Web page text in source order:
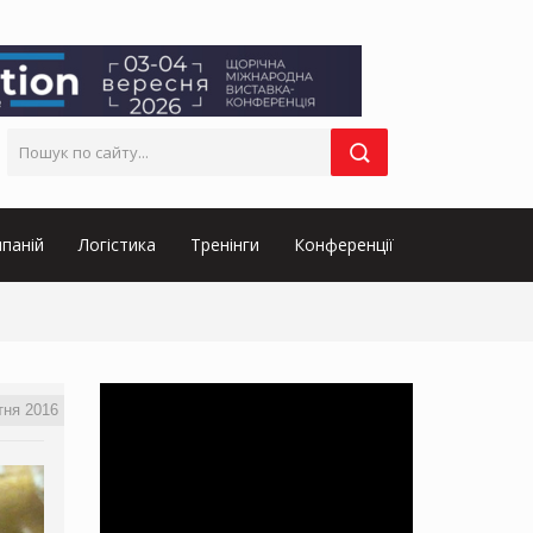
Логістика Тренінги Конференції
2016